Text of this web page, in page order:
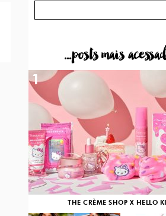
...posts mais
THE CRÈME SHOP X HELLO
1